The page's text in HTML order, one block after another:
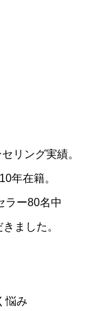
リング実績。
年在籍。
ラー80名中
ました。
悩み